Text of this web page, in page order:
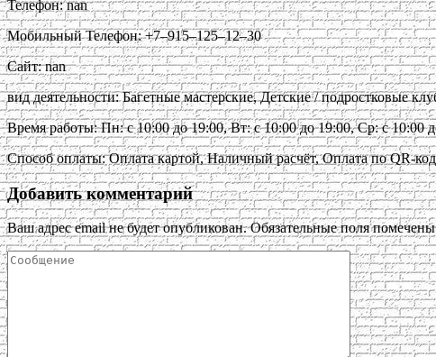
Телефон: nan
Мобильный Телефон: +7‒915‒125‒12‒30
Сайт: nan
вид деятельности: Багетные мастерские, Детские / подростковые
Время работы: Пн: с 10:00 до 19:00, Вт: с 10:00 до 19:00, Ср: с 10:00
Способ оплаты: Оплата картой, Наличный расчёт, Оплата по QR-
Добавить комментарий
Ваш адрес email не будет опубликован. Обязательные поля